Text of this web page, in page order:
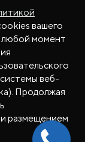
вашего
любой момент
веб-
Продолжая
размещением